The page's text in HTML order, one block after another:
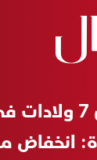
كانت تزيد عن
انخفاض